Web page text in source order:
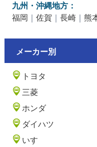
九州・沖縄地方：
福岡 ｜ 佐賀 ｜ 長崎｜ 熊
メーカー別
トヨタ
三菱
ホンダ
ダイハツ
いすゞ